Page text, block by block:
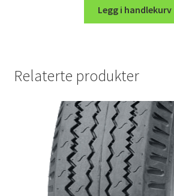
Legg i handlekurv
Relaterte produkter